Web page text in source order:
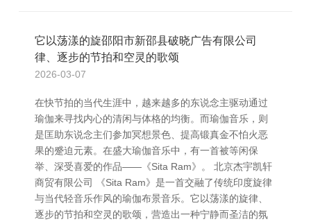
它以荡漾的旋邵阳市新邵县破晓广告有限公司
律、逐步的节拍和空灵的歌颂
2026-03-07
在快节拍的当代生涯中，越来越多的东说念主驱动通过
瑜伽来寻找内心的清闲与体格的均衡。而瑜伽音乐，则
是匡助东说念主们参加冥想景色、提高锻真金不怕火恶
果的蹙迫元素。在盛大瑜伽音乐中，有一首被等闲保
举、深受喜爱的作品——《Sita Ram》。 北京杰宇凯轩
商贸有限公司 《Sita Ram》是一首交融了传统印度旋律
与当代轻音乐作风的瑜伽布景音乐。它以荡漾的旋律、
逐步的节拍和空灵的歌颂，营造出一种宁静而圣洁的氛